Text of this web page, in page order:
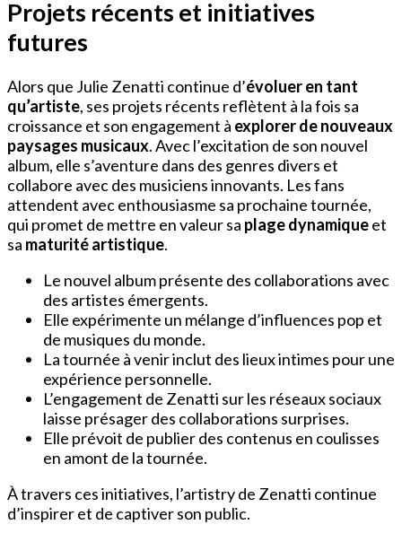
Projets récents et initiatives
futures
Alors que Julie Zenatti continue d’évoluer en tant
qu’artiste, ses projets récents reflètent à la fois sa
croissance et son engagement à explorer de nouveaux
paysages musicaux. Avec l’excitation de son nouvel
album, elle s’aventure dans des genres divers et
collabore avec des musiciens innovants. Les fans
attendent avec enthousiasme sa prochaine tournée,
qui promet de mettre en valeur sa plage dynamiqueet
sa maturité artistique.
Le nouvel album présente des collaborations avec
des artistes émergents.
Elle expérimente un mélange d’influences pop et
de musiques du monde.
La tournée à venir inclut des lieux intimes pour une
expérience personnelle.
L’engagement de Zenatti sur les réseaux sociaux
laisse présager des collaborations surprises.
Elle prévoit de publier des contenus en coulisses
en amont de la tournée.
À travers ces initiatives, l’artistry de Zenatti continue
d’inspirer et de captiver son public.